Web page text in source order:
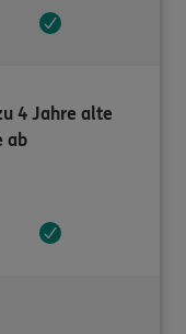
4 Jahre alte
ab